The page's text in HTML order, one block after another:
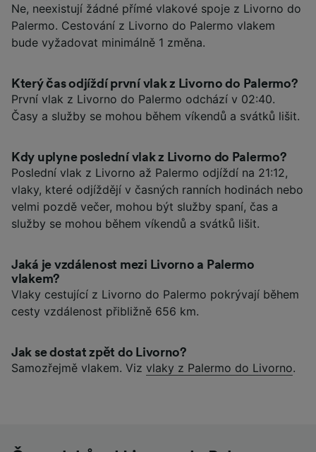
Ne, neexistují žádné přímé vlakové spoje z Livorno do
Palermo. Cestování z Livorno do Palermo vlakem
bude vyžadovat minimálně 1 změna.
Který čas odjíždí první vlak z Livorno do Palermo?
První vlak z Livorno do Palermo odchází v 02:40.
Časy a služby se mohou během víkendů a svátků lišit.
Kdy uplyne poslední vlak z Livorno do Palermo?
Poslední vlak z Livorno až Palermo odjíždí na 21:12,
vlaky, které odjíždějí v časných ranních hodinách nebo
velmi pozdě večer, mohou být služby spaní, čas a
služby se mohou během víkendů a svátků lišit.
Jaká je vzdálenost mezi Livorno a Palermo
vlakem?
Vlaky cestující z Livorno do Palermo pokrývají během
cesty vzdálenost přibližně 656 km.
Jak se dostat zpět do Livorno?
Samozřejmě vlakem. Viz vlaky z Palermo do Livorno.